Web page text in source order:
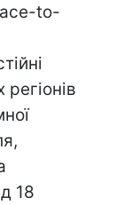
to-
18